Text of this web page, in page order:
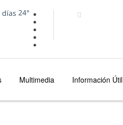
24°
Multimedia Información Útil